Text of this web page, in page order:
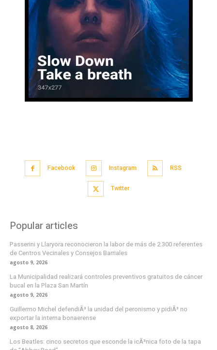
Facebook Instagram RSS
Twitter
Popular articles
Passerini y Llaryora reconocieron la labor de más de 2.300 referentes
de Centros Vecinales y Consejos Barriales
agosto 9, 2026
La Municipalidad realizará controles preventivos gratuitos de cáncer
bucal en la Plaza San Martín
agosto 9, 2026
Guillermo Michel defendiÃ³ la unidad del peronismo y pidiÃ³ no
exportar la interna bonaerense
agosto 8, 2026
Los Beatles: cinco secretos que esconde la icÃ³nica foto de la tapa